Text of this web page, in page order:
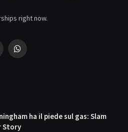
right now.
WhatsApp
ha il piede sul gas: Slam
Story